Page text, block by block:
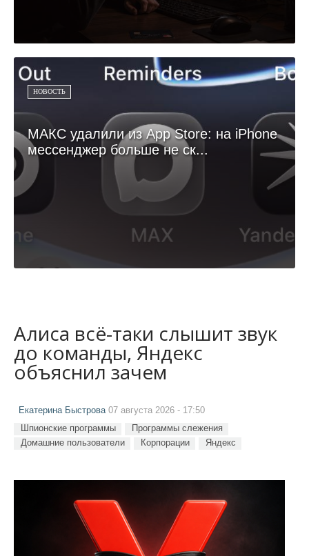
НОВОСТЬ
МАКС удалили из App Store: на iPhone
мессенджер больше не ск...
Алиса всё-таки слышит звук
до команды, Яндекс
объяснил зачем
Екатерина Быстрова07 августа 2026 - 17:50
Шпионские программы
Программы слежения
Домашние пользователи
Корпорации Яндекс